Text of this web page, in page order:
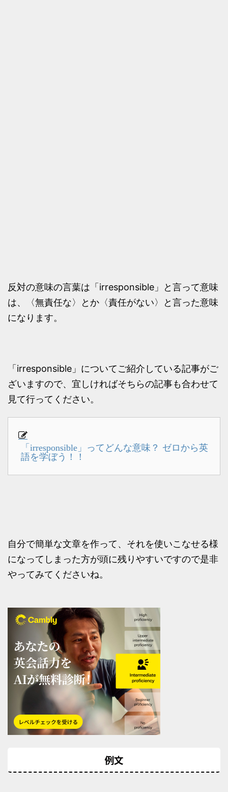
反対の意味の言葉は「irresponsible」と言って意味
は、〈無責任な〉とか〈責任がない〉と言った意味
になります。
「irresponsible」についてご紹介している記事がご
ざいますので、宜しければそちらの記事も合わせて
見て行ってください。
「irresponsible」ってどんな意味？ ゼロから英
語を学ぼう！！
自分で簡単な文章を作って、それを使いこなせる様
になってしまった方が頭に残りやすいですので是非
やってみてくださいね。
例文